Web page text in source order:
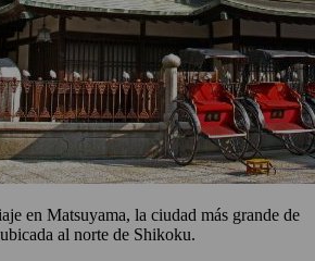
en Matsuyama, la ciudad más grande de
al norte de Shikoku.